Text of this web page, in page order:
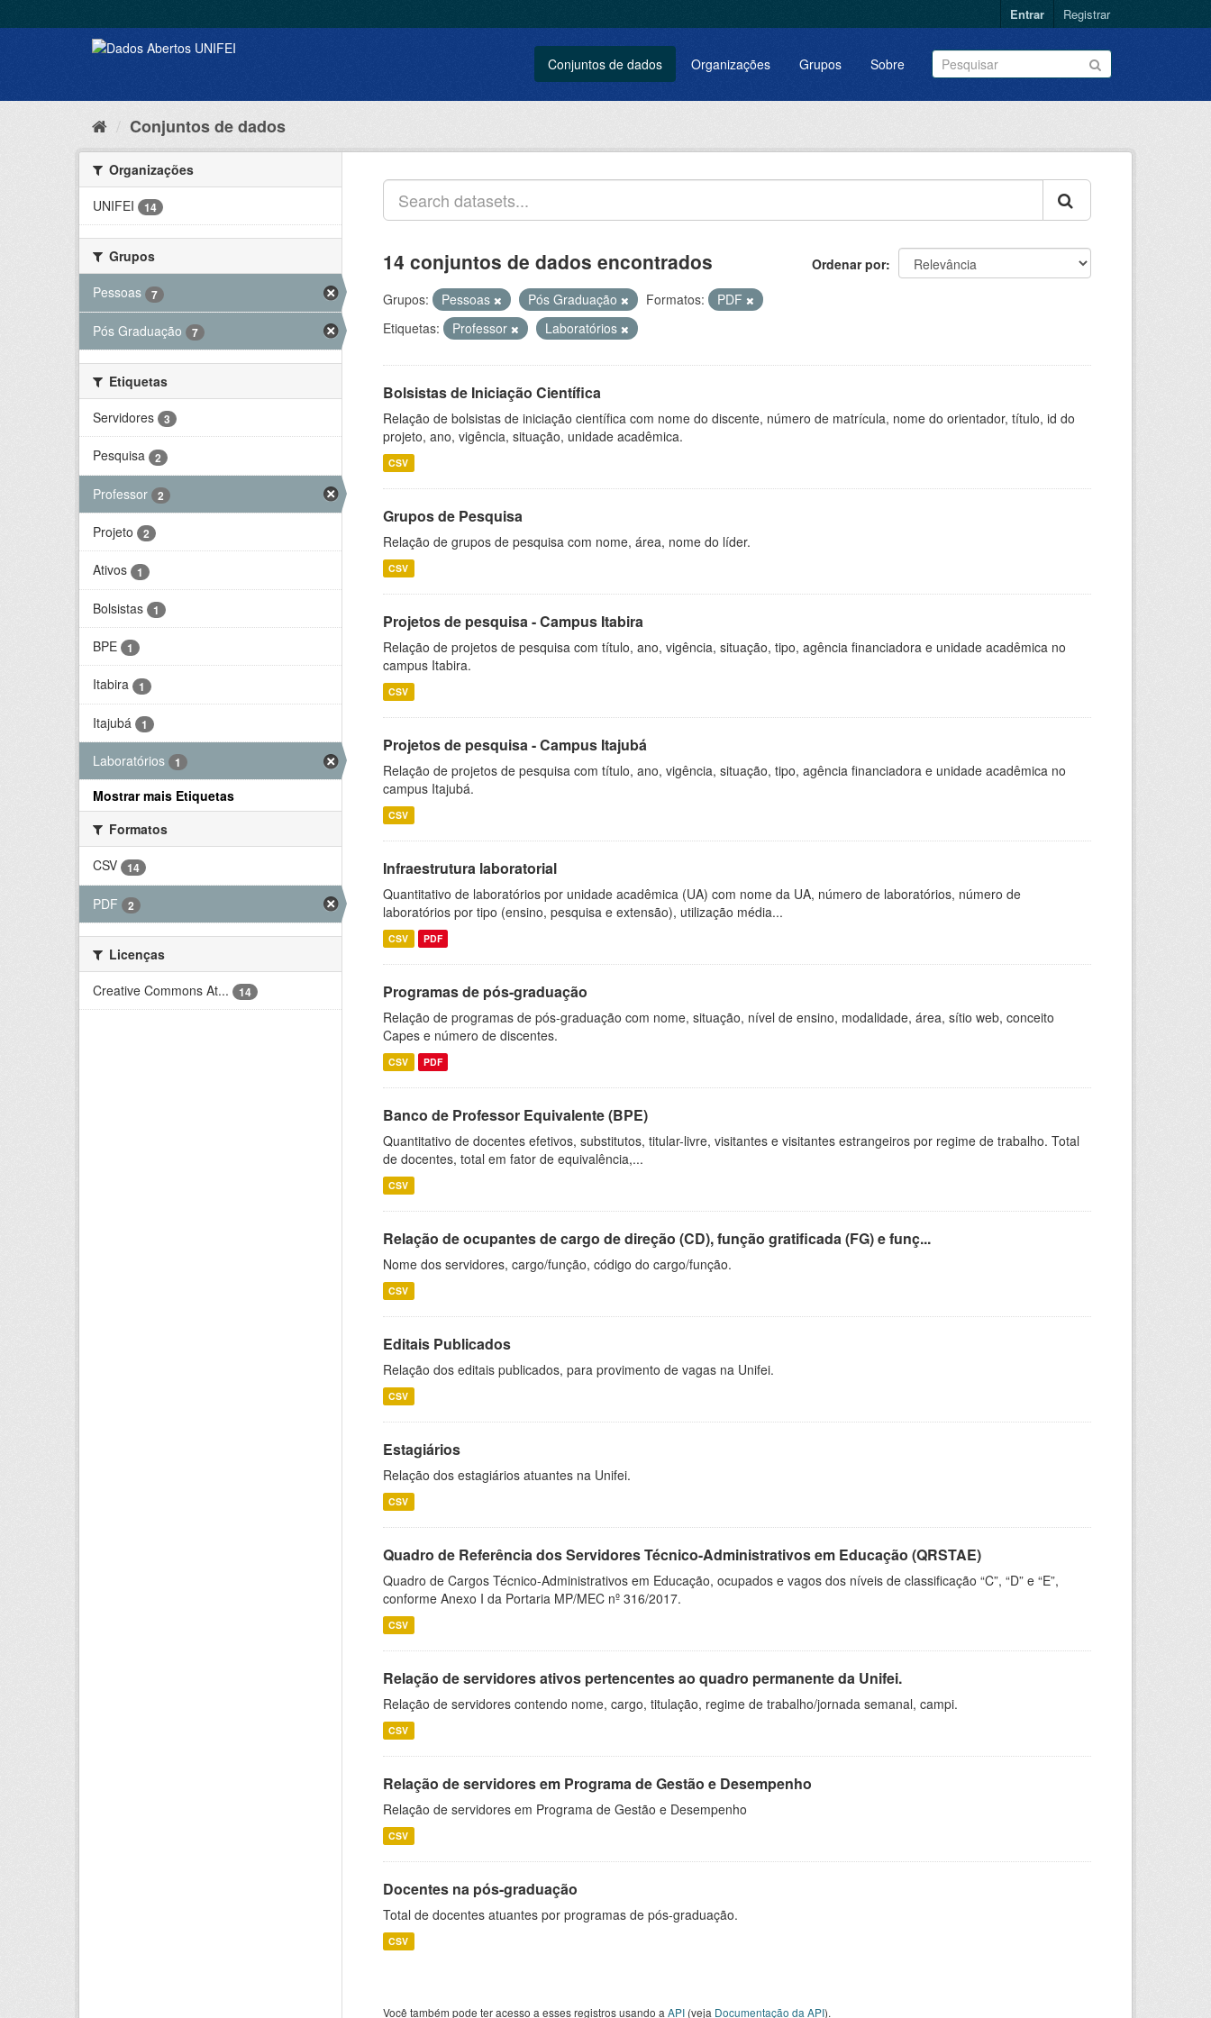
Entrar Registrar
Conjuntos de dados Organizações Grupos Sobre
Conjuntos de dados
Organizações
UNIFEI
14
Grupos
Pessoas
7
Pós Graduação 7
Etiquetas
Servidores
3
Pesquisa 2
Professor 2
Projeto 2
Ativos 1
Bolsistas 1
BPE 1
Itabira 1
Itajubá 1
Laboratórios 1
Mostrar mais Etiquetas
Formatos
CSV
14
PDF 2
Licenças
Creative Commons At...
14
Ordenar por
14 conjuntos de dados encontrados
Grupos: Pessoas Pós Graduação Formatos:
PDF
Etiquetas:
Professor Laboratórios
Bolsistas de Iniciação Científica
Relação de bolsistas de iniciação científica com nome do discente, número de matrícula, nome do orientador, título, id do
projeto, ano, vigência, situação, unidade acadêmica.
CSV
Grupos de Pesquisa
Relação de grupos de pesquisa com nome, área, nome do líder.
CSV
Projetos de pesquisa - Campus Itabira
Relação de projetos de pesquisa com título, ano, vigência, situação, tipo, agência financiadora e unidade acadêmica no
campus Itabira.
CSV
Projetos de pesquisa - Campus Itajubá
Relação de projetos de pesquisa com título, ano, vigência, situação, tipo, agência financiadora e unidade acadêmica no
campus Itajubá.
CSV
Infraestrutura laboratorial
Quantitativo de laboratórios por unidade acadêmica (UA) com nome da UA, número de laboratórios, número de
laboratórios por tipo (ensino, pesquisa e extensão), utilização média...
CSV PDF
Programas de pós-graduação
Relação de programas de pós-graduação com nome, situação, nível de ensino, modalidade, área, sítio web, conceito
Capes e número de discentes.
CSV PDF
Banco de Professor Equivalente (BPE)
Quantitativo de docentes efetivos, substitutos, titular-livre, visitantes e visitantes estrangeiros por regime de trabalho. Total
de docentes, total em fator de equivalência,...
CSV
Relação de ocupantes de cargo de direção (CD), função gratificada (FG) e funç...
Nome dos servidores, cargo/função, código do cargo/função.
CSV
Editais Publicados
Relação dos editais publicados, para provimento de vagas na Unifei.
CSV
Estagiários
Relação dos estagiários atuantes na Unifei.
CSV
Quadro de Referência dos Servidores Técnico-Administrativos em Educação (QRSTAE)
Quadro de Cargos Técnico-Administrativos em Educação, ocupados e vagos dos níveis de classificação “C”, “D” e “E”,
conforme Anexo I da Portaria MP/MEC nº 316/2017.
CSV
Relação de servidores ativos pertencentes ao quadro permanente da Unifei.
Relação de servidores contendo nome, cargo, titulação, regime de trabalho/jornada semanal, campi.
CSV
Relação de servidores em Programa de Gestão e Desempenho
Relação de servidores em Programa de Gestão e Desempenho
CSV
Docentes na pós-graduação
Total de docentes atuantes por programas de pós-graduação.
CSV
Você também pode ter acesso a esses registros usando a API (veja Documentação da API).